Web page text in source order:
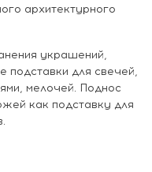
архитектурного
украшений,
подставки для свечей,
мелочей. Поднос
как подставку для